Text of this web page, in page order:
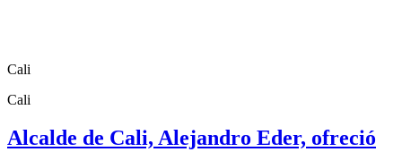
Cali
Cali
Alcalde de Cali, Alejandro Eder, ofreció